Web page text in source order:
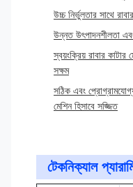
উচ্চ নির্ভুলতার সাথে
উন্নত উৎপাদনশীলতা
স্বয়ংক্রিয় রাবার কাটার
সক্ষম
সঠিক এবং
মেশিন হিসাবে সজ্জিত
টেকনিক্যাল